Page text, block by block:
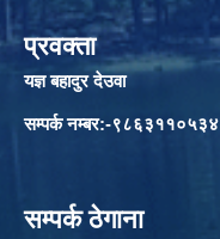
प्रवक्ता
यज्ञ बहादुर देउवा
सम्पर्क नम्बर:-९८६३११०५३४
सम्पर्क ठेगाना